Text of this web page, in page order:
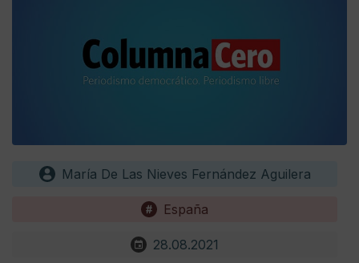
María De Las Nieves Fernández Aguilera
España
28.08.2021